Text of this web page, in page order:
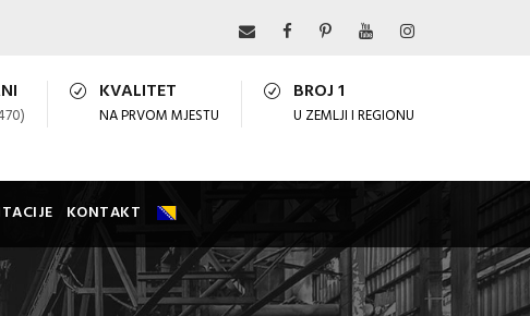
KVALITET
NA PRVOM MJESTU
BROJ 1
U ZEMLJI I REGIONU
KONTAKT